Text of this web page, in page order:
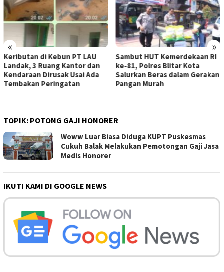
« »
Keributan di Kebun PT LAU
Landak, 3 Ruang Kantor dan
Kendaraan Dirusak Usai Ada
Tembakan Peringatan
Sambut HUT Kemerdekaan RI
ke-81, Polres Blitar Kota
Salurkan Beras dalam Gerakan
Pangan Murah
TOPIK: POTONG GAJI HONORER
Woww Luar Biasa Diduga KUPT Puskesmas
Cukuh Balak Melakukan Pemotongan Gaji Jasa
Medis Honorer
IKUTI KAMI DI GOOGLE NEWS